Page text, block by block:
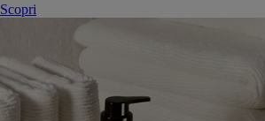
Scopri